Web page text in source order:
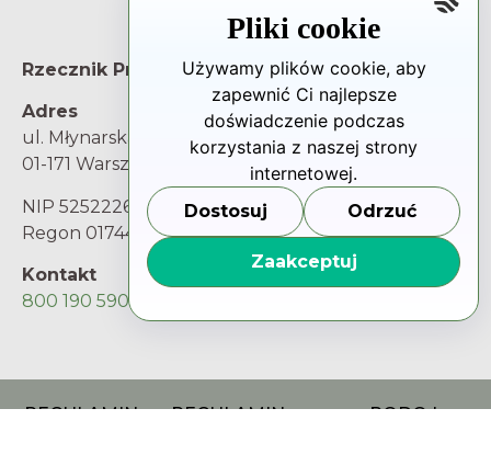
Rzecznik Praw Pacjenta
Adres
ul. Młynarska 46
01-171 Warszawa
NIP 5252226025
Regon 017445217
Kontakt
800 190 590
REGULAMIN
REGULAMIN
RODO I
Pliki cookie
Używamy plików cookie, aby
zapewnić Ci najlepsze
doświadczenie podczas
korzystania z naszej strony
internetowej.
Dostosuj Odrzuć
Zaakceptuj